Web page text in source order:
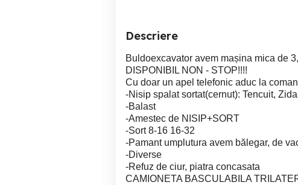
Descriere
Buldoexcavator avem mașina mica de
DISPONIBIL NON - STOP!!!!
Cu doar un apel telefonic aduc la
-Nisip spalat sortat(cernut): Tencuit,
-Balast
-Amestec de NISIP+SORT
-Sort 8-16 16-32
-Pamant umplutura avem bălegar, de
-Diverse
-Refuz de ciur, piatra concasata
CAMIONETA BASCULABILA